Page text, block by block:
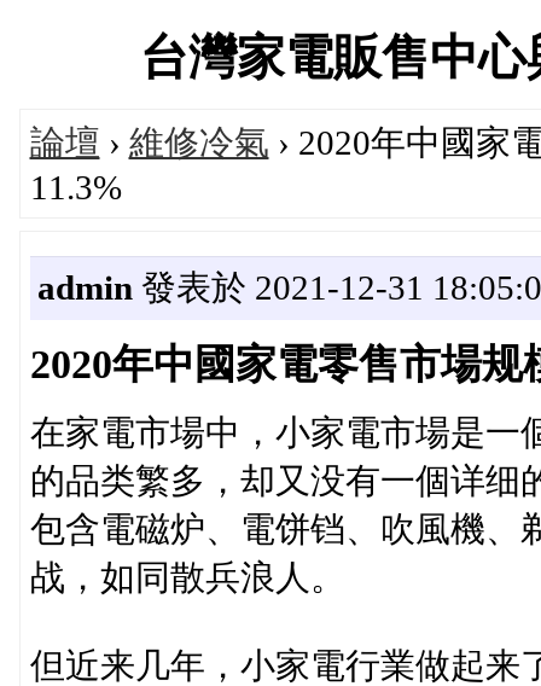
台灣家電販售中
論壇 › 維修冷氣 › 2020年中國家
11.3%
admin 發表於 2021-12-31
2020年中國家電零售市場
在家電市場中，小家電市場是一
的品类繁多，却又没有一個详细
包含電磁炉、電饼铛、吹風機、
战，如同散兵浪人。
但近来几年，小家電行業做起来